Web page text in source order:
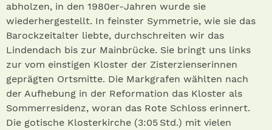
abholzen, in den 1980er-Jahren wurde sie
wiederhergestellt. In feinster Symmetrie, wie sie das
Barockzeitalter liebte, durchschreiten wir das
Lindendach bis zur Mainbrücke. Sie bringt uns links
zur vom einstigen Kloster der Zisterzienserinnen
geprägten Ortsmitte. Die Markgrafen wählten nach
der Aufhebung in der Reformation das Kloster als
Sommerresidenz, woran das Rote Schloss erinnert.
Die gotische Klosterkirche (3:05 Std.) mit vielen